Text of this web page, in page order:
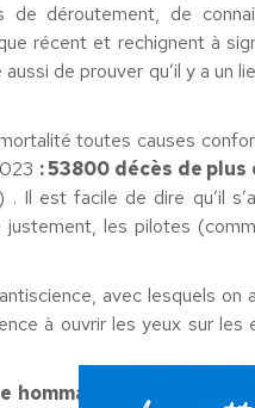
déroutement, de
récent et rechignent à
de prouver qu’il y a un
toutes causes
: 53800 décès de
Il est facile de dire qu’il
les pilotes
avec lesquels on
à ouvrir les yeux sur
hommage aux